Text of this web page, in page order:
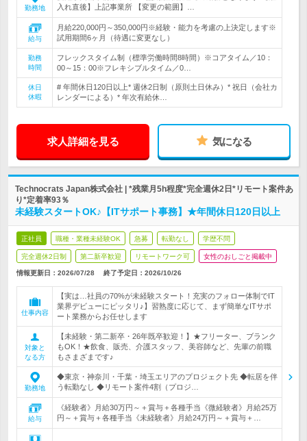
勤務地
入れ直後】上記事業所 【変更の範囲】…
給与
月給220,000円～350,000円※経験・能力を考慮の上決定します※
試用期間6ヶ月（待遇に変更なし）
勤務
時間
フレックスタイム制（標準労働時間8時間）※コアタイム／10：
00～15：00※フレキシブルタイム／0…
休日
休暇
# 年間休日120日以上* 週休2日制（原則土日休み）* 祝日（会社カ
レンダーによる）* 年次有給休…
求人詳細を見る 気になる
Technocrats Japan株式会社 | *残業月5h程度*完全週休2日*リモート案件あ
り*定着率93％
未経験スタートOK♪【ITサポート事務】★年間休日120日以上
正社員 職種・業種未経験OK 急募 転勤なし 学歴不問
完全週休2日制 第二新卒歓迎 リモートワーク可 女性のおしごと掲載中
情報更新日：2026/07/28 終了予定日： 2026/10/26
仕事内容
【実は…社員の70%が未経験スタート！充実のフォロー体制でIT
業界デビューにピッタリ♪】習熟度に応じて、まず簡単なITサポ
ート業務からお任せします
対象と
なる方
【未経験・第二新卒・26年既卒歓迎！】★フリーター、ブランク
もOK！★飲食、販売、介護スタッフ、美容師など、先輩の前職
もさまざまです♪
勤務地
◆東京・神奈川・千葉・埼玉エリアのプロジェクト先 ◆転居を伴
う転勤なし ◆リモート案件4割（プロジ…
給与
《経験者》月給30万円～＋賞与＋各種手当《微経験者》月給25万
円～＋賞与＋各種手当《未経験者》月給24万円～＋賞与＋…